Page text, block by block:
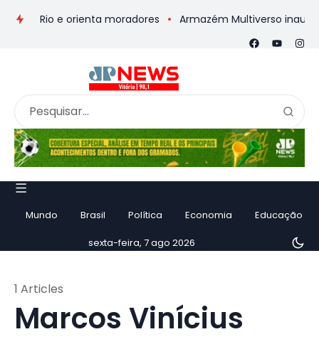
Rio e orienta moradores Armazém Multiverso inaugura
Mundo Brasil Política Economia Educação
sexta-feira, 7 ago 2026
Marcos Vinícius
1 Articles